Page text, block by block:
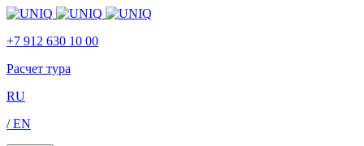
Skip
Skip
primary
Skip
content
+7 912 630 10 00
Расчет тура
RU
/ EN